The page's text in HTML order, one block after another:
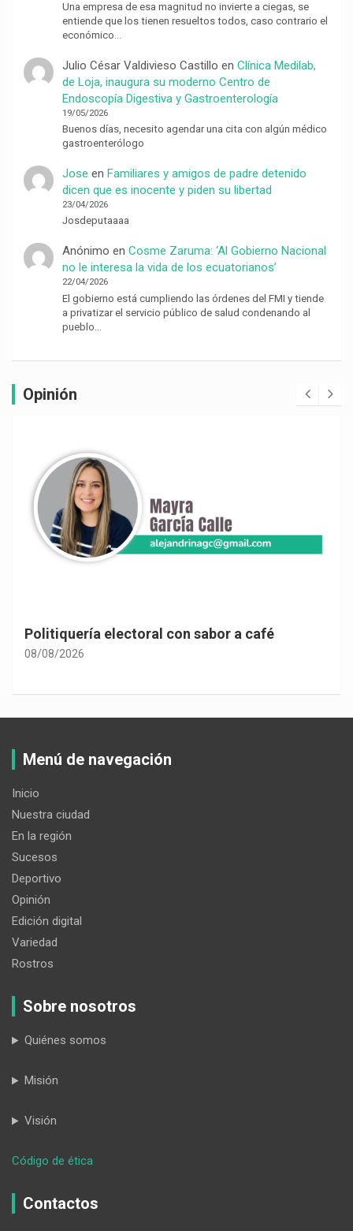
Una empresa de esa magnitud no invierte a ciegas, se
entiende que los tienen resueltos todos, caso contrario el
económico…
Julio César Valdivieso Castillo en Clínica Medilab,
de Loja, inaugura su moderno Centro de
Endoscopía Digestiva y Gastroenterología
19/05/2026
Buenos días, necesito agendar una cita con algún médico
gastroenterólogo
Jose en Familiares y amigos de padre detenido
dicen que es inocente y piden su libertad
23/04/2026
Josdeputaaaa
Anónimo en Cosme Zaruma: ‘Al Gobierno Nacional
no le interesa la vida de los ecuatorianos’
22/04/2026
El gobierno está cumpliendo las órdenes del FMI y tiende
a privatizar el servicio público de salud condenando al
pueblo…
Opinión
Politiquería electoral con sabor a café
08/08/2026
Menú de navegación
Inicio
Nuestra ciudad
En la región
Sucesos
Deportivo
Opinión
Edición digital
Variedad
Rostros
Sobre nosotros
Quiénes somos
Misión
Visión
Código de ética
Ya,
Contactos